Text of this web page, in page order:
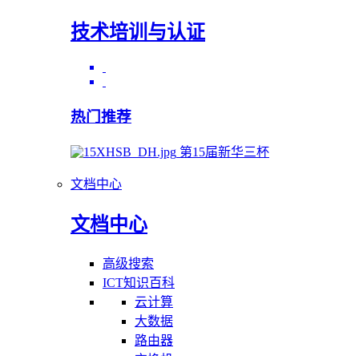
技术培训与认证
热门推荐
第15届新华三杯
文档中心
文档中心
高级搜索
ICT知识百科
云计算
大数据
路由器